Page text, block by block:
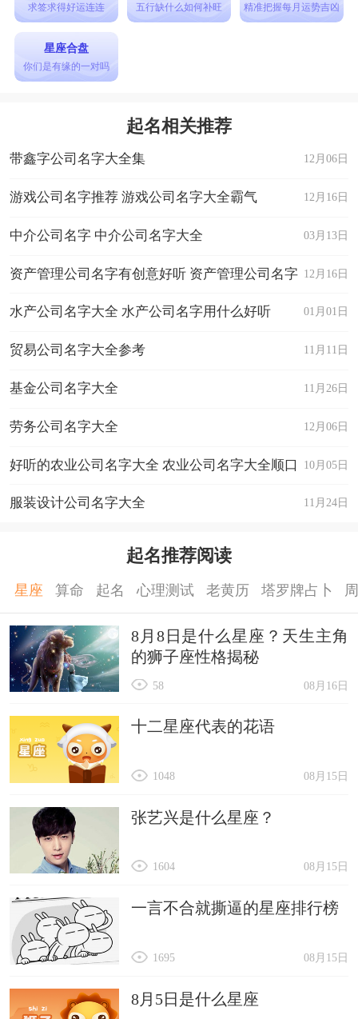
求签求得好运连连 五行缺什么如何补旺 精准把握每月运势吉凶
星座合盘
你们是有缘的一对吗
起名相关推荐
12月06日
带鑫字公司名字大全集
12月16日
游戏公司名字推荐 游戏公司名字大全霸气
03月13日
中介公司名字 中介公司名字大全
12月16日
资产管理公司名字有创意好听 资产管理公司名字
大全 01月01日
水产公司名字大全 水产公司名字用什么好听
11月11日
贸易公司名字大全参考
11月26日
基金公司名字大全
12月06日
劳务公司名字大全
10月05日
好听的农业公司名字大全 农业公司名字大全顺口
好听 11月24日
服装设计公司名字大全
起名推荐阅读
星座 算命 起名 心理测试 老黄历 塔罗牌占卜
8月8日是什么星座？天生主角
的狮子座性格揭秘
08月16日
58
十二星座代表的花语
08月15日
1048
张艺兴是什么星座？
08月15日
1604
一言不合就撕逼的星座排行榜
08月15日
1695
8月5日是什么星座